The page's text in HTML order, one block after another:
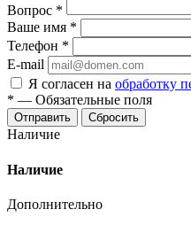
Вопрос *
Ваше имя *
Телефон *
E-mail
Я согласен на обработку
* — Обязательные поля
Отправить Сбросить
Наличие
Наличие
Дополнительно